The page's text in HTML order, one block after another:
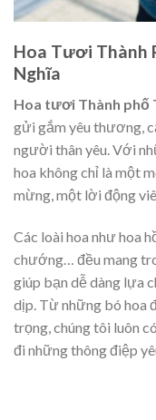
Hoa Tươi Thành
Nghĩa
Hoa tươi Thành phố
gửi gắm yêu thương,
người thân yêu. Với
hoa không chỉ là một
mừng, một lời động
Các loài hoa như hoa
chướng… đều mang
giúp bạn dễ dàng lựa
dịp. Từ những bó hoa
trọng, chúng tôi luôn
đi những thông điệp